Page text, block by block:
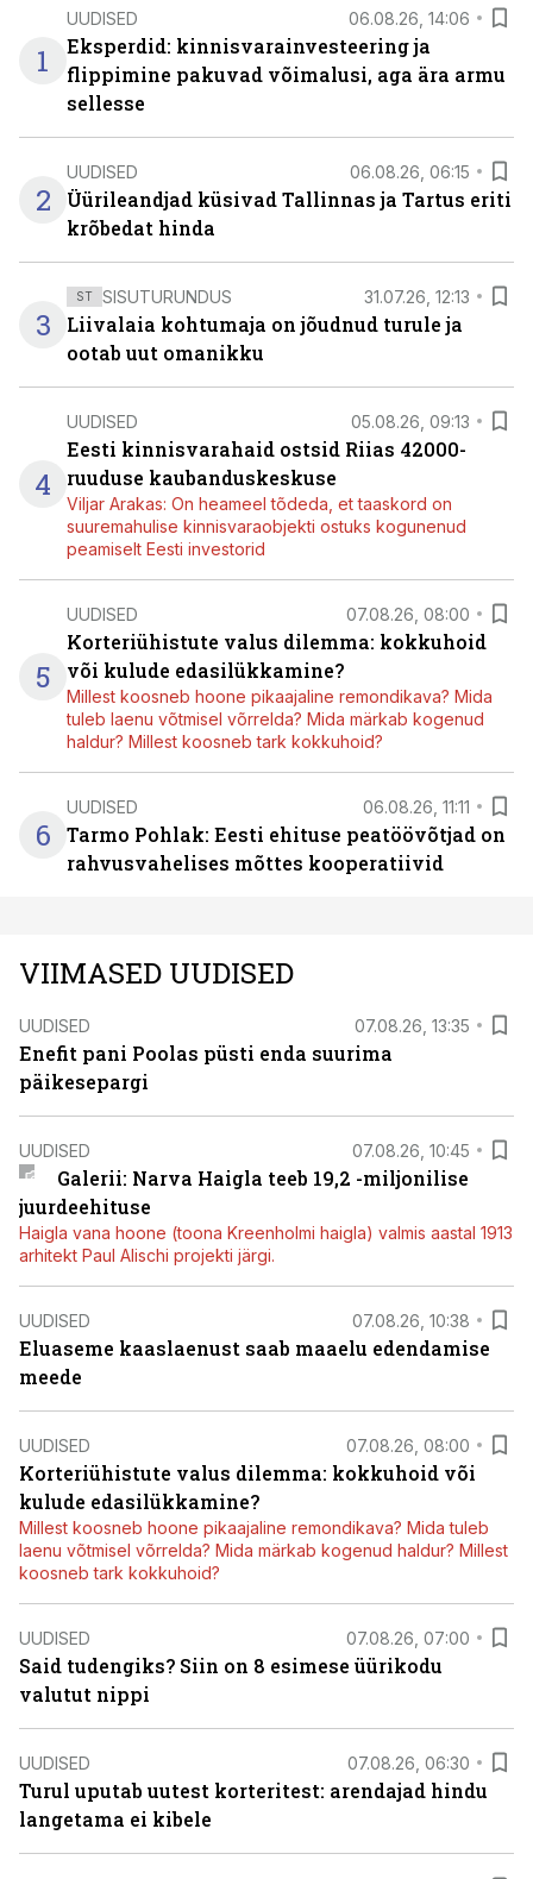
1
UUDISED 06.08.26, 14:06
Eksperdid: kinnisvarainvesteering ja
flippimine pakuvad võimalusi, aga ära armu
sellesse
2
UUDISED 06.08.26, 06:15
Üürileandjad küsivad Tallinnas ja Tartus eriti
krõbedat hinda
3
ST SISUTURUNDUS 31.07.26, 12:13
Liivalaia kohtumaja on jõudnud turule ja
ootab uut omanikku
4
UUDISED 05.08.26, 09:13
Eesti kinnisvarahaid ostsid Riias 42000-
ruuduse kaubanduskeskuse
Viljar Arakas: On heameel tõdeda, et taaskord on
suuremahulise kinnisvaraobjekti ostuks kogunenud
peamiselt Eesti investorid
5
UUDISED 07.08.26, 08:00
Korteriühistute valus dilemma: kokkuhoid
või kulude edasilükkamine?
Millest koosneb hoone pikaajaline remondikava? Mida
tuleb laenu võtmisel võrrelda? Mida märkab kogenud
haldur? Millest koosneb tark kokkuhoid?
6
UUDISED 06.08.26, 11:11
Tarmo Pohlak: Eesti ehituse peatöövõtjad on
rahvusvahelises mõttes kooperatiivid
VIIMASED UUDISED
UUDISED 07.08.26, 13:35
Enefit pani Poolas püsti enda suurima
päikesepargi
UUDISED 07.08.26, 10:45
Galerii: Narva Haigla teeb 19,2 -miljonilise
juurdeehituse
Haigla vana hoone (toona Kreenholmi haigla) valmis aastal 1913
arhitekt Paul Alischi projekti järgi.
UUDISED 07.08.26, 10:38
Eluaseme kaaslaenust saab maaelu edendamise
meede
UUDISED 07.08.26, 08:00
Korteriühistute valus dilemma: kokkuhoid või
kulude edasilükkamine?
Millest koosneb hoone pikaajaline remondikava? Mida tuleb
laenu võtmisel võrrelda? Mida märkab kogenud haldur? Millest
koosneb tark kokkuhoid?
UUDISED 07.08.26, 07:00
Said tudengiks? Siin on 8 esimese üürikodu
valutut nippi
UUDISED 07.08.26, 06:30
Turul uputab uutest korteritest: arendajad hindu
langetama ei kibele